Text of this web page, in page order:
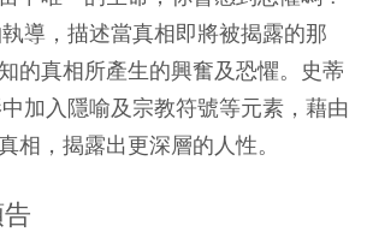
導，描述當真相即將被揭露的那
的真相所產生的興奮及恐懼。史蒂
加入隱喻及宗教符號等元素，藉由
相，揭露出更深層的人性。